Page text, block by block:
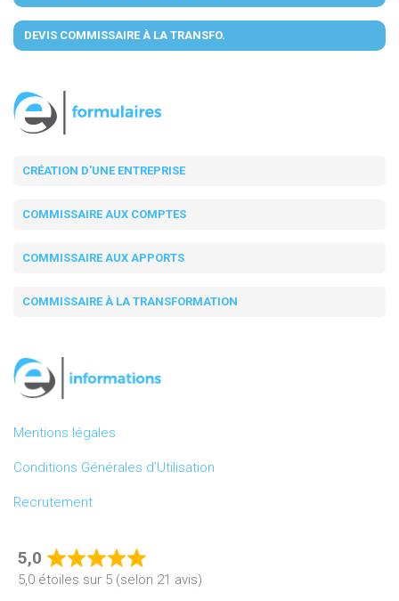
DEVIS COMMISSAIRE À LA TRANSFO.
CRÉATION D'UNE ENTREPRISE
COMMISSAIRE AUX COMPTES
COMMISSAIRE AUX APPORTS
COMMISSAIRE À LA TRANSFORMATION
Mentions légales
Conditions Générales d’Utilisation
Recrutement
5,0
Rated
5,0
5,0 étoiles sur 5 (selon 21 avis)